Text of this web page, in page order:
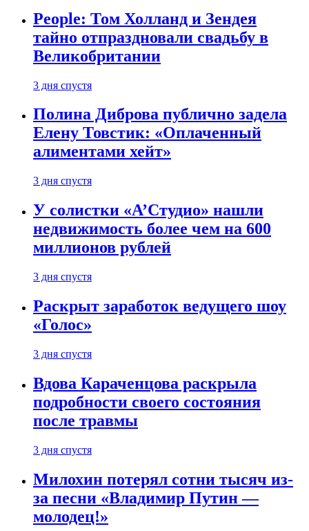
People: Том Холланд и Зендея
тайно отпраздновали свадьбу в
Великобритании
3 дня спустя
Полина Диброва публично задела
Елену Товстик: «Оплаченный
алиментами хейт»
3 дня спустя
У солистки «А’Студио» нашли
недвижимость более чем на 600
миллионов рублей
3 дня спустя
Раскрыт заработок ведущего шоу
«Голос»
3 дня спустя
Вдова Караченцова раскрыла
подробности своего состояния
после травмы
3 дня спустя
Милохин потерял сотни тысяч из-
за песни «Владимир Путин —
молодец!»